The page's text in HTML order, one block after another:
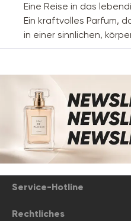
Eine Reise in das
Ein kraftvolles Parfum,
in einer sinnlichen,
Service-Hotline
Rechtliches